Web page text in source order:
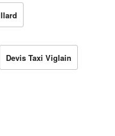
Devis Taxi Viglain